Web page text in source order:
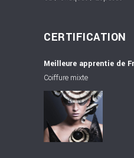
CERTIFICATION
Meilleure apprentie de
Coiffure mixte